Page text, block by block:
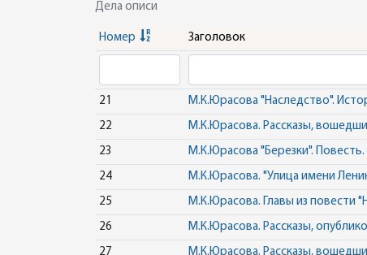
Дела описи
Номер Заголовок
21 М.К.Юрасова "Наследство".
22 М.К.Юрасова. Рассказы,
23 М.К.Юрасова "Березки". Повесть.
24 М.К.Юрасова. "Улица имени
25 М.К.Юрасова. Главы из повести
26 М.К.Юрасова. Рассказы,
27 М.К.Юрасова. Рассказы,